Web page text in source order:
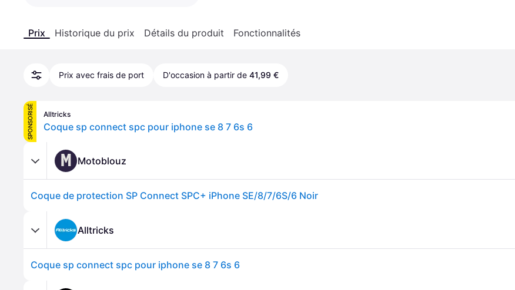
Prix Historique du prix Détails du produit Fonctionnalités
Prix avec frais de port D'occasion à partir de 41,99 €
SPONSORISÉ Alltricks
Coque sp connect spc pour iphone se 8 7 6s 6
M Motoblouz
Coque de protection SP Connect SPC+ iPhone SE/8/7/6S/6 Noir
Alltricks
Coque sp connect spc pour iphone se 8 7 6s 6